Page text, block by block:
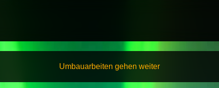
Umbauarbeiten gehen weiter